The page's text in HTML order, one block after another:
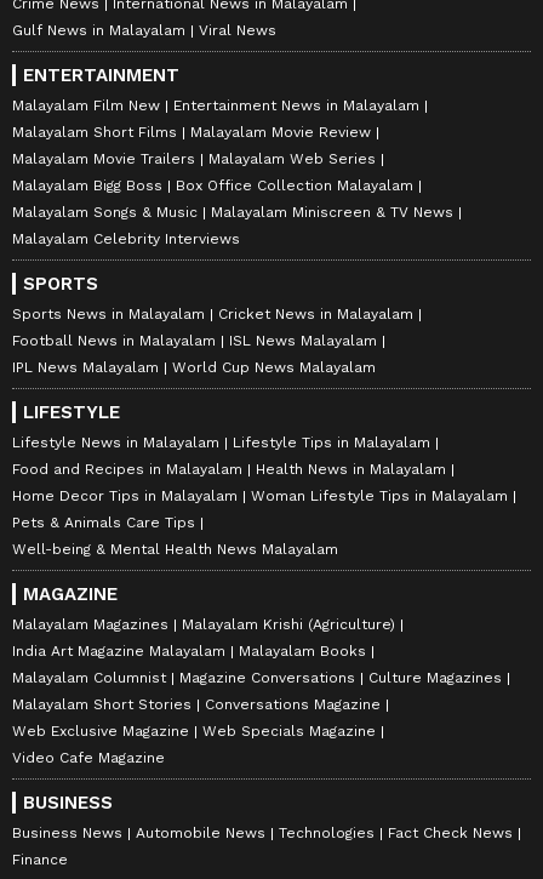
Crime News
International News in Malayalam
Gulf News in Malayalam
Viral News
ENTERTAINMENT
Malayalam Film New
Entertainment News in Malayalam
Malayalam Short Films
Malayalam Movie Review
Malayalam Movie Trailers
Malayalam Web Series
Malayalam Bigg Boss
Box Office Collection Malayalam
Malayalam Songs & Music
Malayalam Miniscreen & TV News
Malayalam Celebrity Interviews
SPORTS
Sports News in Malayalam
Cricket News in Malayalam
Football News in Malayalam
ISL News Malayalam
IPL News Malayalam
World Cup News Malayalam
LIFESTYLE
Lifestyle News in Malayalam
Lifestyle Tips in Malayalam
Food and Recipes in Malayalam
Health News in Malayalam
Home Decor Tips in Malayalam
Woman Lifestyle Tips in Malayalam
Pets & Animals Care Tips
Well-being & Mental Health News Malayalam
MAGAZINE
Malayalam Magazines
Malayalam Krishi (Agriculture)
India Art Magazine Malayalam
Malayalam Books
Malayalam Columnist
Magazine Conversations
Culture Magazines
Malayalam Short Stories
Conversations Magazine
Web Exclusive Magazine
Web Specials Magazine
Video Cafe Magazine
BUSINESS
Business News Automobile News Technologies
Fact Check News
Finance